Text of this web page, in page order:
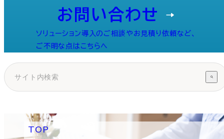
お問い合わせ
ソリューション導入のご相談やお見積り依頼など、
ご不明な点はこちらへ
TOP